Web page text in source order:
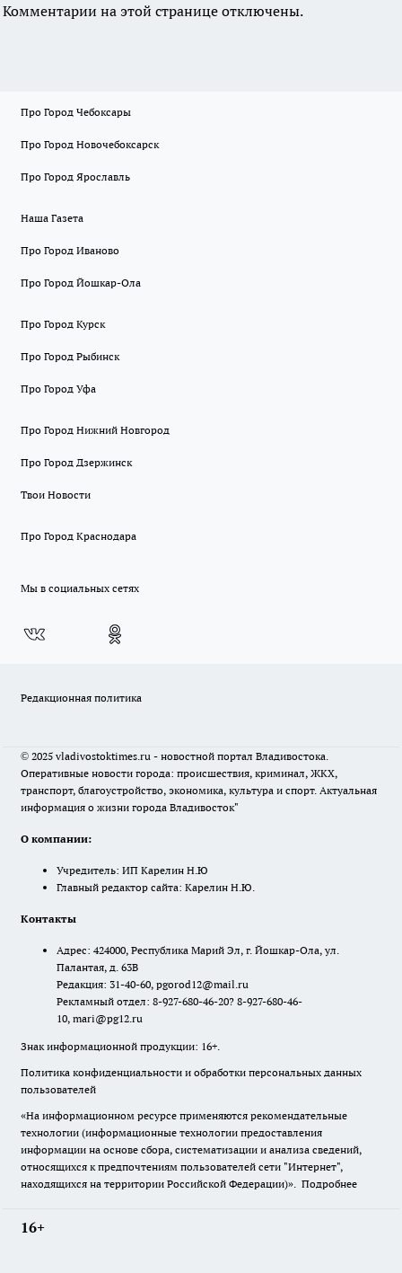
Комментарии на этой странице отключены.
Про Город Чебоксары
Про Город Новочебоксарск
Про Город Ярославль
Наша Газета
Про Город Иваново
Про Город Йошкар-Ола
Про Город Курск
Про Город Рыбинск
Про Город Уфа
Про Город Нижний Новгород
Про Город Дзержинск
Твои Новости
Про Город Краснодара
Мы в социальных сетях
Редакционная политика
© 2025 vladivostoktimes.ru - новостной портал Владивостока.
Оперативные новости города: происшествия, криминал, ЖКХ,
транспорт, благоустройство, экономика, культура и спорт. Актуальная
информация о жизни города Владивосток"
О компании:
Учредитель: ИП Карелин Н.Ю
Главный редактор сайта: Карелин Н.Ю.
Контакты
Адрес: 424000, Республика Марий Эл, г. Йошкар-Ола, ул.
Палантая, д. 63В
Редакция: 31-40-60, pgorod12@mail.ru
Рекламный отдел: 8-927-680-46-20? 8-927-680-46-
10, mari@pg12.ru
Знак информационной продукции: 16+.
Политика конфиденциальности и обработки персональных данных
пользователей
«На информационном ресурсе применяются рекомендательные
технологии (информационные технологии предоставления
информации на основе сбора, систематизации и анализа сведений,
относящихся к предпочтениям пользователей сети "Интернет",
находящихся на территории Российской Федерации)». Подробнее
16+